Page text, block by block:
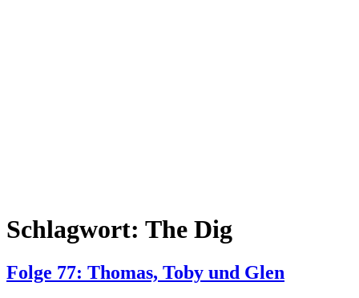
Schlagwort: The Dig
Folge 77: Thomas, Toby und Glen